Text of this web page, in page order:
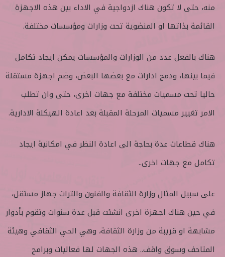
منه، حتى لا تكون هناك ازدواجية في الاداء بين هذه الاجهزة
القائمة بذاتها او المنضوية تحت وزارات ومؤسسات مختلفة.
هناك بالفعل عدد من الوزارات والمؤسسات يمكن ايجاد تكامل
فيما بينها، ودمج ادارات مع بعضها البعض، وضم اجهزة مستقلة
حاليا تحت مسميات مختلفة مع جهات اخرى، حتى وان تطلب
الامر تغيير مسميات المرحلة المقبلة بعد اعادة الهيكلة الادارية.
هناك قطاعات عدة بحاجة الى اعادة النظر في امكانية ايجاد
تكامل مع جهات اخرى..
على سبيل المثال وزارة الثقافة والفنون والتراث جهاز مستقل،
في حين هناك اجهزة اخرى انشئت قبل عدة سنوات وتقوم بأدوار
مشابهة او قريبة من وزارة الثقافة، وهي الحي الثقافي وهيئة
المتاحف وسوق واقف.. هذه الجهات لها فعاليات وبرامج